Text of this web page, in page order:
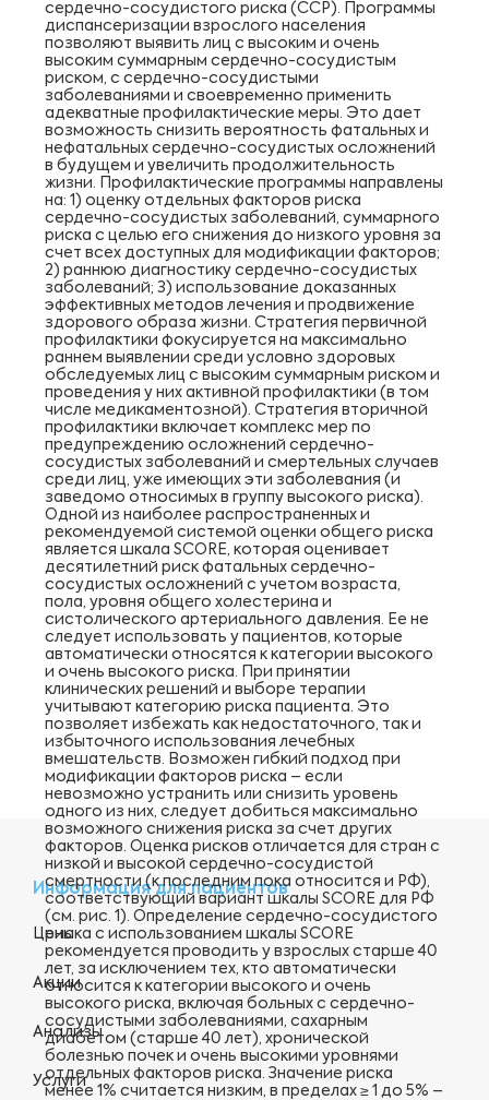
сердечно-сосудистого риска (CCР). Программы
диспансеризации взрослого населения
позволяют выявить лиц с высоким и очень
высоким суммарным сердечно-сосудистым
риском, с сердечно-сосудистыми
заболеваниями и своевременно применить
адекватные профилактические меры. Это дает
возможность снизить вероятность фатальных и
нефатальных сердечно-сосудистых осложнений
в будущем и увеличить продолжительность
жизни. Профилактические программы направлены
на: 1) оценку отдельных факторов риска
сердечно-сосудистых заболеваний, суммарного
риска с целью его снижения до низкого уровня за
счет всех доступных для модификации факторов;
2) раннюю диагностику сердечно-сосудистых
заболеваний; 3) использование доказанных
эффективных методов лечения и продвижение
здорового образа жизни. Стратегия первичной
профилактики фокусируется на максимально
раннем выявлении среди условно здоровых
обследуемых лиц с высоким суммарным риском и
проведения у них активной профилактики (в том
числе медикаментозной). Стратегия вторичной
профилактики включает комплекс мер по
предупреждению осложнений сердечно-
сосудистых заболеваний и смертельных случаев
среди лиц, уже имеющих эти заболевания (и
заведомо относимых в группу высокого риска).
Одной из наиболее распространенных и
рекомендуемой системой оценки общего риска
является шкала SCORE, которая оценивает
десятилетний риск фатальных сердечно-
сосудистых осложнений с учетом возраста,
пола, уровня общего холестерина и
систолического артериального давления. Ее не
следует использовать у пациентов, которые
автоматически относятся к категории высокого
и очень высокого риска. При принятии
клинических решений и выборе терапии
учитывают категорию риска пациента. Это
позволяет избежать как недостаточного, так и
избыточного использования лечебных
вмешательств. Возможен гибкий подход при
модификации факторов риска – если
невозможно устранить или снизить уровень
одного из них, следует добиться максимально
возможного снижения риска за счет других
факторов. Оценка рисков отличается для стран с
низкой и высокой сердечно-сосудистой
смертности (к последним пока относится и РФ),
соответствующий вариант шкалы SCORE для РФ
(см. рис. 1). Определение сердечно-сосудистого
риска с использованием шкалы SCORE
рекомендуется проводить у взрослых старше 40
лет, за исключением тех, кто автоматически
относится к категории высокого и очень
высокого риска, включая больных с сердечно-
сосудистыми заболеваниями, сахарным
диабетом (старше 40 лет), хронической
болезнью почек и очень высокими уровнями
отдельных факторов риска. Значение риска
менее 1% считается низким, в пределах ≥ 1 до 5% –
Информация для пациентов
Цены
Акции
Анализы
Услуги